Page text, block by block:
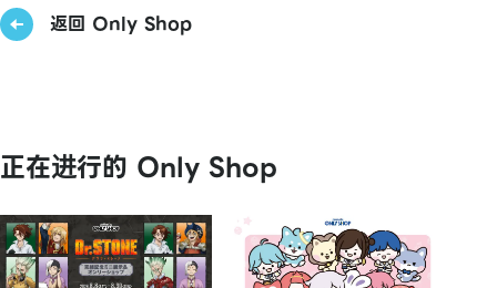
返回 Only Shop
正在进行的 Only Shop